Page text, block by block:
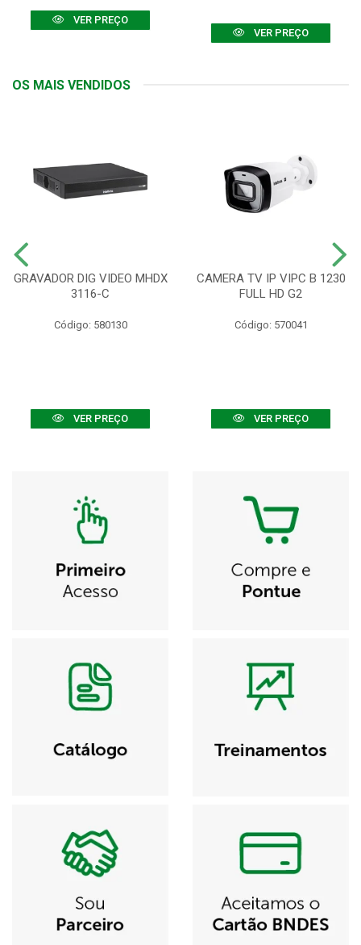
VER PREÇO
VER PREÇO
OS MAIS VENDIDOS
GRAVADOR DIG VIDEO MHDX
3116-C
Código: 580130
VER PREÇO
CAMERA TV IP VIPC B 1230
FULL HD G2
Código: 570041
VER PREÇO